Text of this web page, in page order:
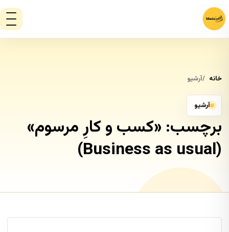
خانه آرشیو
آرشیو
برچسب: «کسب و کارِ مرسوم»
(Business as usual)